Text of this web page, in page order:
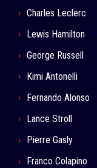
Charles Leclerc
Lewis Hamilton
George Russell
Kimi Antonelli
Fernando Alonso
Lance Stroll
Pierre Gasly
Franco Colapino